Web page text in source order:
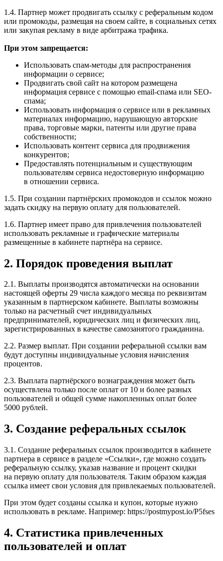
1.4. Партнер может продвигать ссылку с реферальным кодом
или промокоды, размещая на своем сайте, в социальных сетях
или закупая рекламу в виде арбитража трафика.
При этом запрещается:
Использовать спам-методы для распространения
информации о сервисе;
Продвигать свой сайт на котором размещена
информация сервисе с помощью email-спама или SEO-
спама;
Использовать информация о сервисе или в рекламных
материалах информацию, нарушающую авторские
права, торговые марки, патенты или другие права
собственности;
Использовать контент сервиса для продвижения
конкурентов;
Предоставлять потенциальным и существующим
пользователям сервиса недостоверную информацию
в отношении сервиса.
1.5. При создании партнёрских промокодов и ссылок можно
задать скидку на первую оплату для пользователей.
1.6. Партнер имеет право для привлечения пользователей
использовать рекламные и графические материалы
размещенные в кабинете партнёра на сервисе.
2. Порядок проведения выплат
2.1. Выплаты производятся автоматически на основании
настоящей оферты 29 числа каждого месяца по реквизитам
указанным в партнерском кабинете. Выплаты возможны
только на расчетный счет индивидуальных
предпринимателей, юридических лиц и физических лиц,
зарегистрированных в качестве самозанятого гражданина.
2.2. Размер выплат. При создании реферальной ссылки вам
будут доступны индивидуальные условия начисления
процентов.
2.3. Выплата партнёрского вознаграждения может быть
осуществлена только после оплат от 10 и более разных
пользователей и общей сумме накопленных оплат более
5000 рублей.
3. Создание реферальных ссылок
3.1. Создание реферальных ссылок производится в кабинете
партнера в сервисе в разделе «Ссылки», где можно создать
реферальную ссылку, указав название и процент скидки
на первую оплату для пользователя. Таким образом каждая
ссылка имеет свои условия для привлекаемых пользователей.
При этом будет созданы ссылка и купон, которые нужно
использовать в рекламе. Например: https://postmypost.io/P5fses
4. Статистика привлеченных
пользователей и оплат